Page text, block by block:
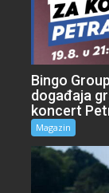
Bingo
događaja
koncert
Magazin